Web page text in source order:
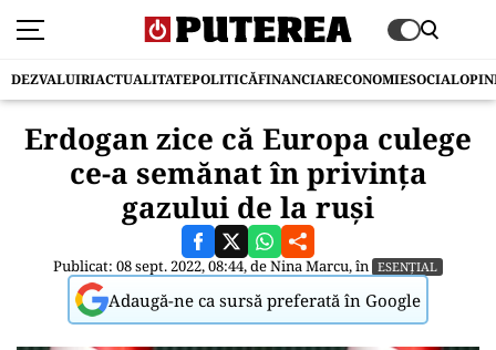
DEZVALUIRIACTUALITATEPOLITICĂFINANCIARECONOMIESOCIAL
Erdogan zice că Europa culege
ce-a semănat în privința
gazului de la ruși
Publicat: 08 sept. 2022, 08:44, deNina Marcu, în ESENȚIAL
Adaugă-ne ca sursă preferată în Google